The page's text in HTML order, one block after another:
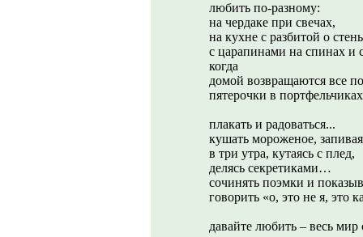
любить по-разному:
на чердаке при свечах,
на кухне с разбитой о
с царапинами на спинах и
когда
домой возвращаются все
пятерочки в
плакать и радоваться...
кушать мороженое,
в три утра, кутаясь с плед,
делясь секретиками…
сочинять поэмки и
говорить «о, это не я, это
давайте любить – весь